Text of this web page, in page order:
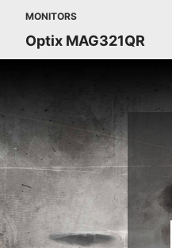
MONITORS
Optix MAG321QR